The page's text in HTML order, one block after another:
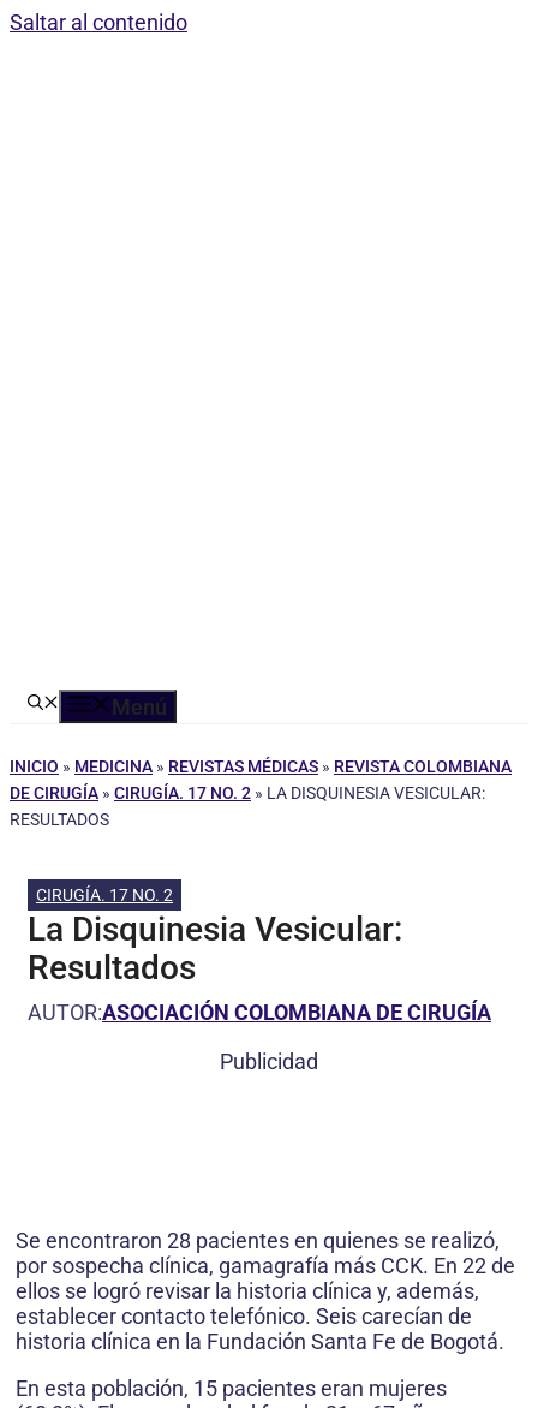
Saltar al contenido
Menú
INICIO » MEDICINA » REVISTAS MÉDICAS » REVISTA COLOMBIANA
DE CIRUGÍA » CIRUGÍA. 17 NO. 2 » LA DISQUINESIA VESICULAR:
RESULTADOS
CIRUGÍA. 17 NO. 2
La Disquinesia Vesicular:
Resultados
AUTOR:ASOCIACIÓN COLOMBIANA DE CIRUGÍA
Publicidad
Se encontraron 28 pacientes en quienes se realizó,
por sospecha clínica, gamagrafía más CCK. En 22 de
ellos se logró revisar la historia clínica y, además,
establecer contacto telefónico. Seis carecían de
historia clínica en la Fundación Santa Fe de Bogotá.
En esta población, 15 pacientes eran mujeres